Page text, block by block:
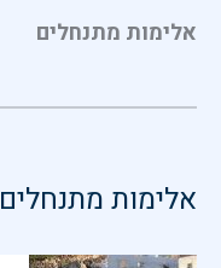
אלימות מתנחלים
אלימות מתנחלים